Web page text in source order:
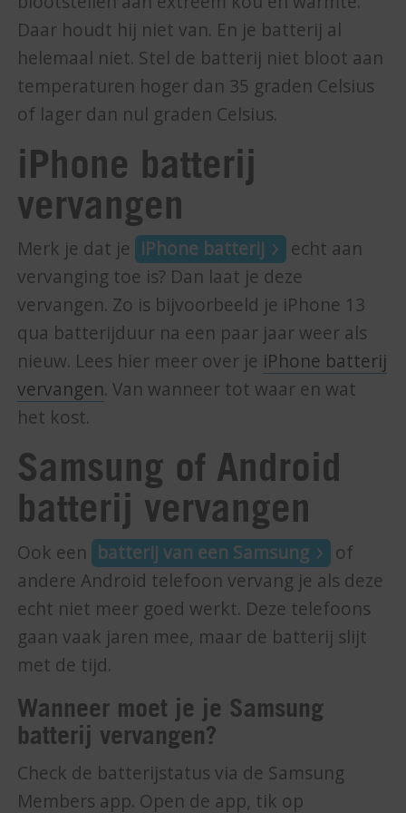
Daar houdt hij niet van. En je batterij al
helemaal niet. Stel de batterij niet bloot aan
temperaturen hoger dan 35 graden Celsius
of lager dan nul graden Celsius.
iPhone batterij
vervangen
Merk je dat je iPhone batterij
echt aan
vervanging toe is? Dan laat je deze
vervangen. Zo is bijvoorbeeld je iPhone 13
qua batterijduur na een paar jaar weer als
nieuw. Lees hier meer over je iPhone batterij
vervangen. Van wanneer tot waar en wat
het kost.
Samsung of Android
batterij vervangen
Ook een batterij van een Samsung
of
andere Android telefoon vervang je als deze
echt niet meer goed werkt. Deze telefoons
gaan vaak jaren mee, maar de batterij slijt
met de tijd.
Wanneer moet je je Samsung
batterij vervangen?
Check de batterijstatus via de Samsung
Members app. Open de app, tik op